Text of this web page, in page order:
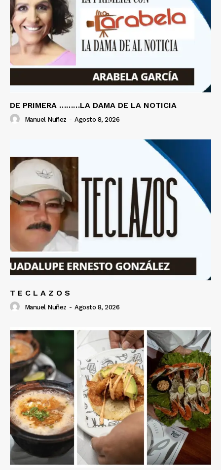
DE PRIMERA ………LA DAMA DE LA NOTICIA
Manuel Nuñez - Agosto 8, 2026
T E C L A Z O S
Manuel Nuñez - Agosto 8, 2026